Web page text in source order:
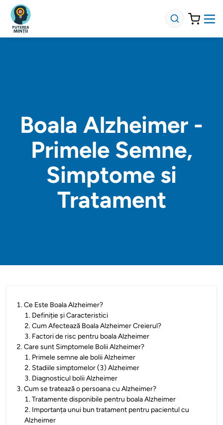
Boala Alzheimer -
Primele Semne,
Simptome si
Tratament
1.Ce Este Boala Alzheimer?
1. Definiție și Caracteristici
2.Cum Afectează Boala Alzheimer Creierul?
3. Factori de risc pentru boala Alzheimer
2.Care sunt Simptomele Bolii Alzheimer?
1. Primele semne ale bolii Alzheimer
2. Stadiile simptomelor (3) Alzheimer
3. Diagnosticul bolii Alzheimer
3.Cum se tratează o persoana cu Alzheimer?
1.Tratamente disponibile pentru boala Alzheimer
2. Importanța unui bun tratament pentru pacientul cu
Alzheimer